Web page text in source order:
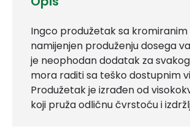
Ingco produžetak sa
namijenjen produženju dosega
je neophodan dodatak za
mora raditi sa teško dostupnim
Produžetak je izrađen od
koji pruža odličnu čvrstoću i